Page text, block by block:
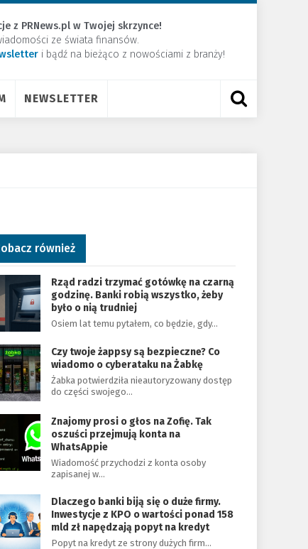
z PRNews.pl w Twojej skrzynce!
ze świata finansów.
​i bądź na bieżąco z nowościami z branży!
NEWSLETTER
również
Rząd radzi trzymać gotówkę na czarną
godzinę. Banki robią wszystko, żeby
było o nią trudniej
Osiem lat temu pytałem, co będzie, gdy…
Czy twoje żappsy są bezpieczne? Co
wiadomo o cyberataku na Żabkę
Żabka potwierdziła nieautoryzowany dostęp
do części swojego…
Znajomy prosi o głos na Zofię. Tak
oszuści przejmują konta na
WhatsAppie
Wiadomość przychodzi z konta osoby
zapisanej w…
Dlaczego banki biją się o duże firmy.
Inwestycje z KPO o wartości ponad 158
mld zł napędzają popyt na kredyt
Popyt na kredyt ze strony dużych firm…